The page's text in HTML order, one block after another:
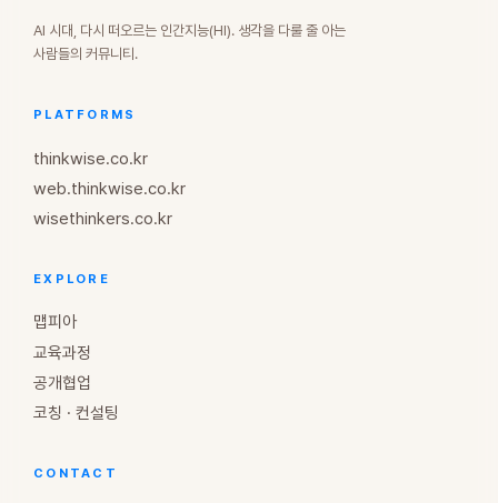
AI 시대, 다시 떠오르는 인간지능(HI). 생각을 다룰 줄 아는
사람들의 커뮤니티.
PLATFORMS
thinkwise.co.kr
web.thinkwise.co.kr
wisethinkers.co.kr
EXPLORE
맵피아
교육과정
공개협업
코칭 · 컨설팅
CONTACT